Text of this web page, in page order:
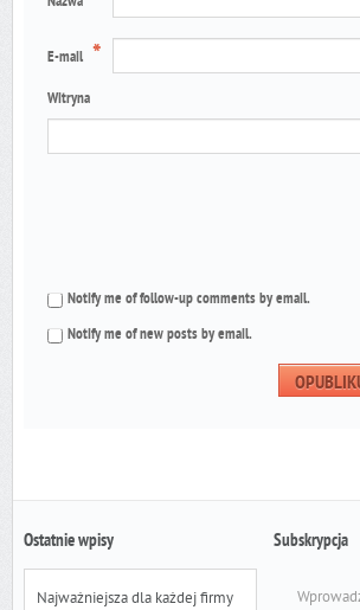
E-mail *
Witryna
Notify me of follow-up comments by email.
Notify me of new posts by email.
Ostatnie wpisy
Najważniejsza dla każdej firmy
Subskrypcja